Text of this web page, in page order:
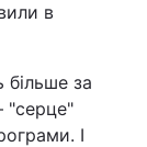
в
за
"серце"
І